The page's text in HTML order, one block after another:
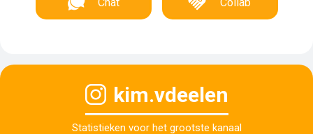
kim.vdeelen
Statistieken voor het grootste kanaal